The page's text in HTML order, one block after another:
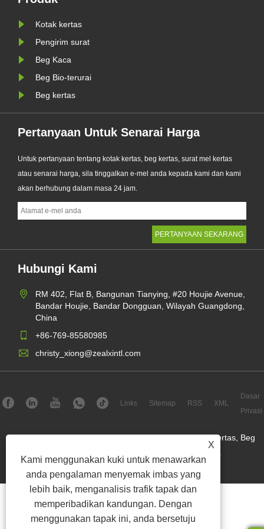
X
Kami menggunakan kuki untuk menawarkan
anda pengalaman menyemak imbas yang
lebih baik, menganalisis trafik tapak dan
memperibadikan kandungan. Dengan
menggunakan tapak ini, anda bersetuju
Kotak kertas
Pengirim surat
Beg Kaca
Beg Bio-terurai
Beg kertas
Pertanyaan Untuk Senarai Harga
Untuk pertanyaan tentang kotak kertas, beg kertas, surat mel kertas
atau senarai harga, sila tinggalkan e-mel anda kepada kami dan kami
akan berhubung dalam masa 24 jam.
Hubungi Kami
RM 402, Flat B, Bangunan Tianying, #20 Houjie Avenue,
Bandar Houjie, Bandar Dongguan, Wilayah Guangdong,
China
+86-769-85580985
christy_xiong@zealxintl.com
Links Sitemap RSS XML
Dasar
Privasi
Hak Cipta © 2023 Zeal X International Limited - Kotak Kertas, Beg